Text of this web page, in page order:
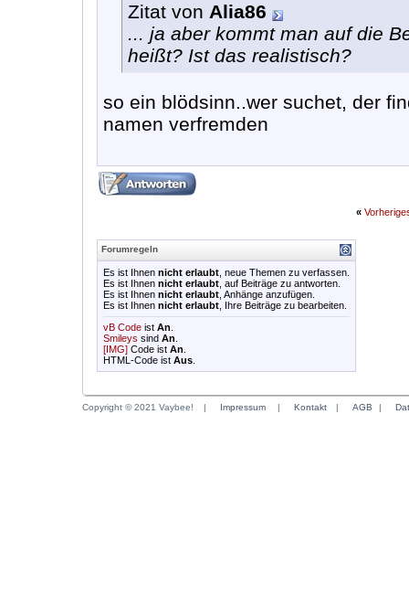
Zitat von Alia86
... ja aber kommt man auf die
heißt? Ist das realistisch?
so ein blödsinn..wer suchet, der
namen verfremden
«
Forumregeln
Es ist Ihnen nicht erlaubt , neue Themen zu verfassen.
Es ist Ihnen nicht erlaubt , auf Beiträge zu antworten.
Es ist Ihnen nicht erlaubt , Anhänge anzufügen.
Es ist Ihnen nicht erlaubt , Ihre Beiträge zu bearbeiten.
vB Code ist An
Smileys sind An
[IMG] Code ist An
HTML-Code ist Aus
Copyright © 2021 Vaybee! | Impressum | Kontakt | AGB |